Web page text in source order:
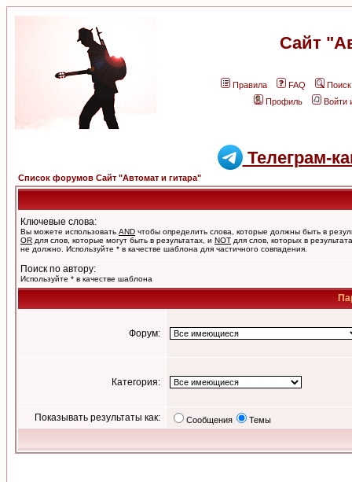
Сайт
Правила FAQ
Поиск
Профиль
Войти
Телеграм-
Список форумов Сайт "Автомат и гитара"
Ключевые слова:
Вы можете использовать AND чтобы определить слова, которые должны быть в
OR для слов, которые могут быть в результатах, и NOT для слов, которых в
не должно. Используйте * в качестве шаблона для частичного совпадения.
Поиск по автору:
Используйте * в качестве шаблона
Форум:
Категория:
Показывать результаты как: Сообщения Темы